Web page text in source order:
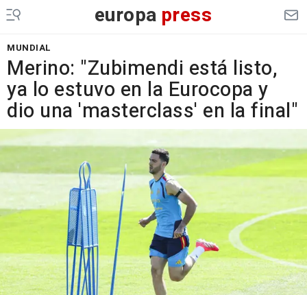
europa press
MUNDIAL
Merino: "Zubimendi está listo,
ya lo estuvo en la Eurocopa y
dio una 'masterclass' en la final"